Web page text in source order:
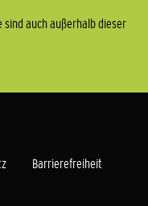
sind auch außerhalb dieser
Barrierefreiheit